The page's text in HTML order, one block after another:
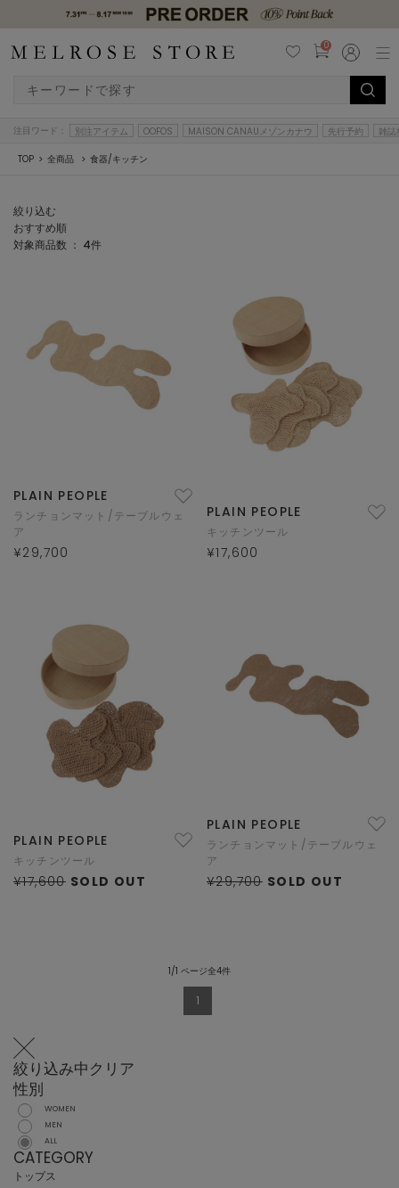
0
注目ワード： 別注アイテム OOFOS MAISON CANAUメゾンカナウ 先行予約 雑誌
TOP 全商品 食器/キッチン
絞り込む
おすすめ順
対象商品数 ： 4件
PLAIN PEOPLE
ランチョンマット/テーブルウェ
ア
¥29,700
PLAIN PEOPLE
キッチンツール
¥17,600
PLAIN PEOPLE
キッチンツール
¥17,600 SOLD OUT
PLAIN PEOPLE
ランチョンマット/テーブルウェ
ア
¥29,700 SOLD OUT
1/1 ページ全4件
1
絞り込み中クリア
性別
WOMEN
MEN
ALL
CATEGORY
トップス